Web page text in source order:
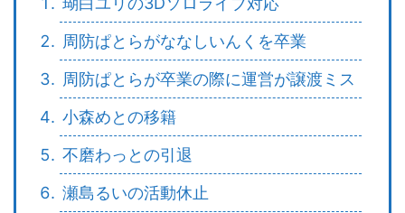
周防ぱとらがななしいんくを卒業
周防ぱとらが卒業の際に運営が譲渡ミス
小森めとの移籍
不磨わっとの引退
瀬島るいの活動休止